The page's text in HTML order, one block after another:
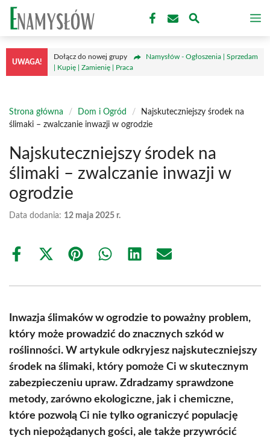
Przejdź
treści
UWAGA!
Dołącz do nowej grupy
Namysłów - Ogłoszenia | Sprzedam
| Kupię | Zamienię | Praca
Strona główna / Dom i Ogród /
Najskuteczniejszy środek na
ślimaki – zwalczanie inwazji w ogrodzie
Najskuteczniejszy środek na
ślimaki – zwalczanie inwazji w
ogrodzie
Data dodania: 12 maja 2025 r.
Share
Share
(Twitter)
Share Share Share Share
Inwazja ślimaków w ogrodzie to poważny problem,
który może prowadzić do znacznych szkód w
roślinności. W artykule odkryjesz najskuteczniejszy
środek na ślimaki, który pomoże Ci w skutecznym
zabezpieczeniu upraw. Zdradzamy sprawdzone
metody, zarówno ekologiczne, jak i chemiczne,
które pozwolą Ci nie tylko ograniczyć populację
tych niepożądanych gości, ale także przywrócić